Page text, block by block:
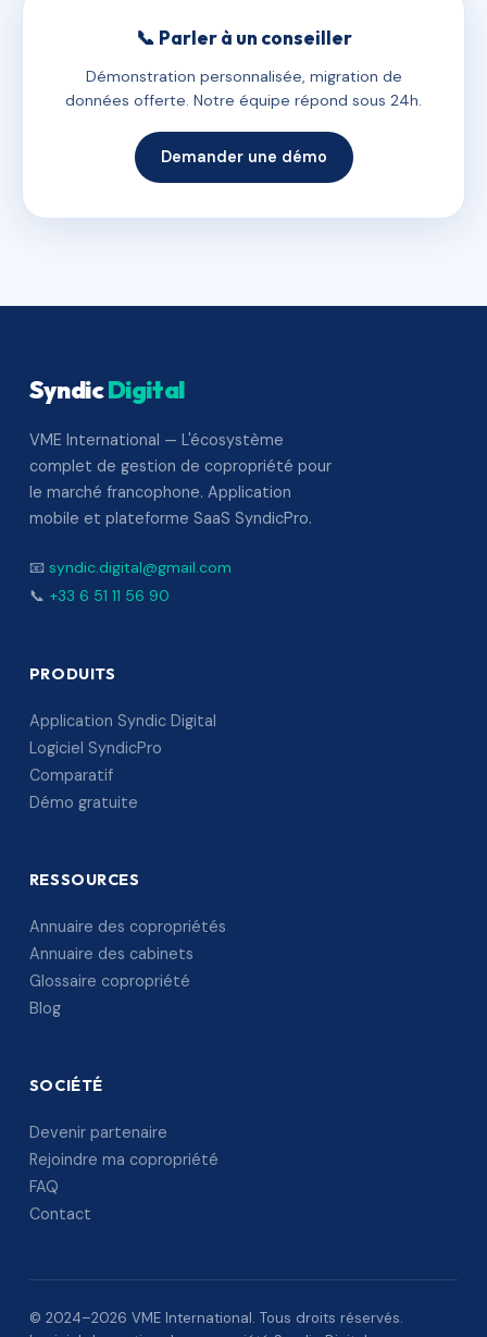
📞 Parler à un conseiller
Démonstration personnalisée, migration de
données offerte. Notre équipe répond sous 24h.
Demander une démo
SyndicDigital
VME International — L'écosystème
complet de gestion de copropriété pour
le marché francophone. Application
mobile et plateforme SaaS SyndicPro.
📧 syndic.digital@gmail.com
📞 +33 6 51 11 56 90
PRODUITS
Application Syndic Digital
Logiciel SyndicPro
Comparatif
Démo gratuite
RESSOURCES
Annuaire des copropriétés
Annuaire des cabinets
Glossaire copropriété
Blog
SOCIÉTÉ
Devenir partenaire
Rejoindre ma copropriété
FAQ
Contact
© 2024–2026 VME International. Tous droits réservés.